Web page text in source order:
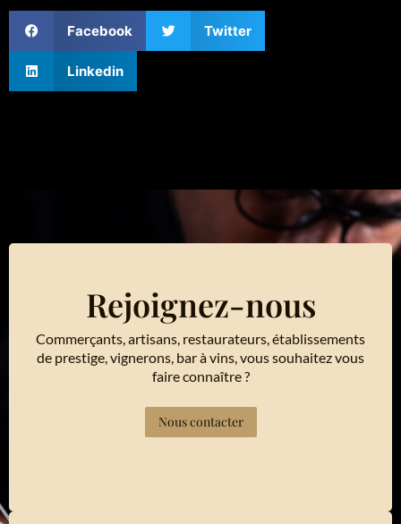
Facebook Twitter
Linkedin
Rejoignez-nous
Commerçants, artisans, restaurateurs, établissements
de prestige, vignerons, bar à vins, vous souhaitez vous
faire connaître ?
Nous contacter